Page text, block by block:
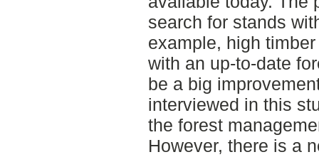
search for stands
example, high
with an up-to-date
be a big
interviewed in this
the forest
However, there is a